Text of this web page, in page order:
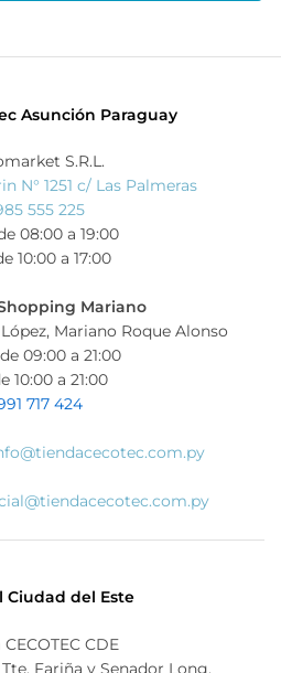
Asunción Paraguay
S.R.L.
N° 1251 c/ Las Palmeras
555 225
08:00 a 19:00
10:00 a 17:00
Mariano
Mariano Roque Alonso
09:00 a 21:00
10:00 a 21:00
717 424
Ciudad del Este
CDE
Fariña y Senador Long.